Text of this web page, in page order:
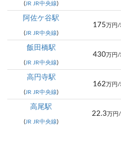
(JR JR中央線)
阿佐ケ谷駅
(JR JR中央線)
175万円/
飯田橋駅
(JR JR中央線)
430万円/
高円寺駅
(JR JR中央線)
162万円/
高尾駅
(JR JR中央線)
22.3万円